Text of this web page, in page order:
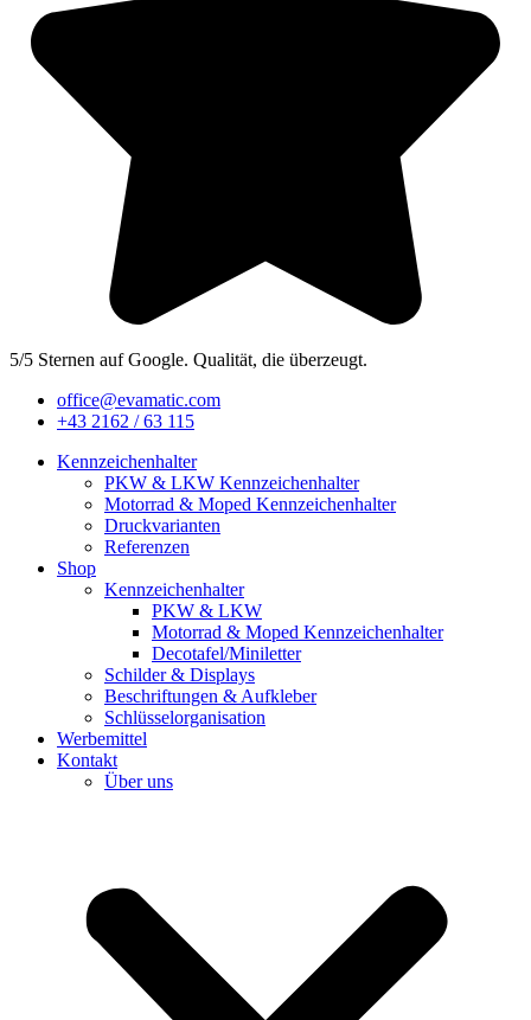
5/5 Sternen auf Google. Qualität, die überzeugt.
office@evamatic.com
+43 2162 / 63 115
Kennzeichenhalter
PKW & LKW Kennzeichenhalter
Motorrad & Moped Kennzeichenhalter
Druckvarianten
Referenzen
Shop
Kennzeichenhalter
PKW & LKW
Motorrad & Moped Kennzeichenhalter
Decotafel/Miniletter
Schilder & Displays
Beschriftungen & Aufkleber
Schlüsselorganisation
Werbemittel
Kontakt
Über uns